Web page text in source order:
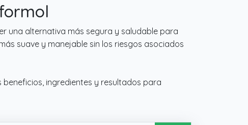
una alternativa más segura y saludable para
suave y manejable sin los riesgos asociados
ingredientes y resultados para